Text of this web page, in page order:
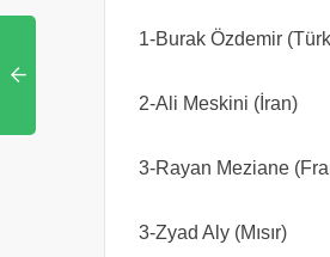
1-Burak Özdemir
2-Ali Meskini (İran)
3-Rayan Meziane
3-Zyad Aly (Mısır)